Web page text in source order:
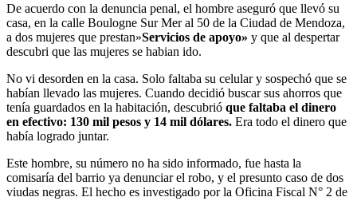
De acuerdo con la denuncia penal, el hombre aseguró que llevó su
casa, en la calle Boulogne Sur Mer al 50 de la Ciudad de Mendoza,
a dos mujeres que prestan»Servicios de apoyo» y que al despertar
descubri que las mujeres se habian ido.
No vi desorden en la casa. Solo faltaba su celular y sospechó que se
habían llevado las mujeres. Cuando decidió buscar sus ahorros que
tenía guardados en la habitación, descubrió que faltaba el dinero
en efectivo: 130 mil pesos y 14 mil dólares. Era todo el dinero que
había logrado juntar.
Este hombre, su número no ha sido informado, fue hasta la
comisaría del barrio ya denunciar el robo, y el presunto caso de dos
viudas negras. El hecho es investigado por la Oficina Fiscal N° 2 de